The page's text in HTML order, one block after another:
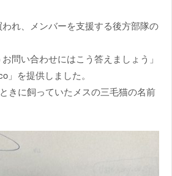
れ、メンバーを支援する後方部隊の
問い合わせにはこう答えましょう」
」を提供しました。
きに飼っていたメスの三毛猫の名前